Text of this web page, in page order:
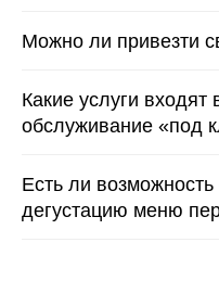
Можно ли привезти
Какие услуги входят
обслуживание «под
Есть ли возможность
дегустацию меню